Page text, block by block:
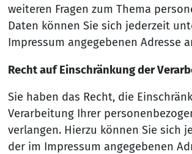
weiteren Fragen zum Thema
Daten können Sie sich jederzeit
Impressum angegebenen Adresse
Recht auf Einschränkung der
Sie haben das Recht, die
Verarbeitung Ihrer
verlangen. Hierzu können Sie sich
der im Impressum angegebenen